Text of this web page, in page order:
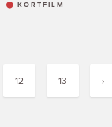
KORTFILM
12 13 ›